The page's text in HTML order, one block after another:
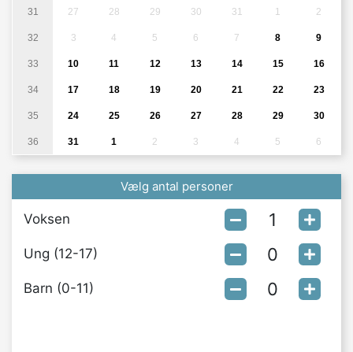
31 27 28 29 30 31 1 2
32 3 4 5 6 7 8 9
33 10 11 12 13 14 15 16
34 17 18 19 20 21 22 23
35 24 25 26 27 28 29 30
36 31 1 2 3 4 5 6
Vælg antal personer
Voksen
Ung (12-17)
Barn (0-11)